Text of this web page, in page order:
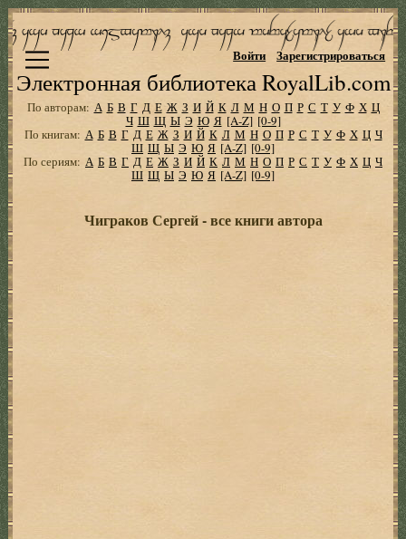
Электронная библиотека RoyalLib.com
Войти Зарегистрироваться
По авторам: А Б В Г Д Е Ж З И Й К Л М Н О П Р С Т У Ф Х Ц
Ч Ш Щ Ы Э Ю Я [A-Z] [0-9]
По книгам: А Б В Г Д Е Ж З И Й К Л М Н О П Р С Т У Ф Х Ц Ч
Ш Щ Ы Э Ю Я [A-Z] [0-9]
По сериям: А Б В Г Д Е Ж З И Й К Л М Н О П Р С Т У Ф Х Ц Ч
Ш Щ Ы Э Ю Я [A-Z] [0-9]
Чиграков Сергей - все книги автора